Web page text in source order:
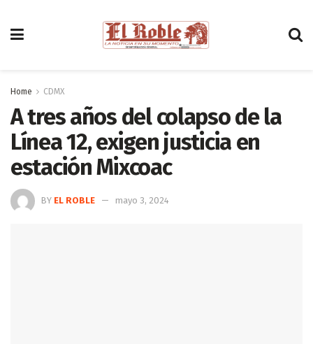
Home CDMX
A tres años del colapso de la
Línea 12, exigen justicia en
estación Mixcoac
BY EL ROBLE mayo 3, 2024